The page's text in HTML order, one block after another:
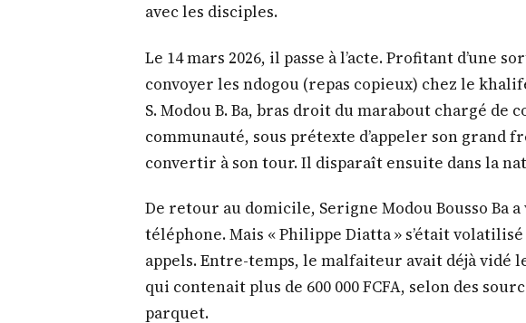
avec les disciples.
Le 14 mars 2026, il passe à l’acte. Profitant d’une
convoyer les ndogou (repas copieux) chez le
S. Modou B. Ba, bras droit du marabout chargé de
communauté, sous prétexte d’appeler son grand
convertir à son tour. Il disparaît ensuite dans la
De retour au domicile, Serigne Modou Bousso Ba
téléphone. Mais « Philippe Diatta » s’était
appels. Entre-temps, le malfaiteur avait déjà vidé
qui contenait plus de 600 000 FCFA, selon des
parquet.